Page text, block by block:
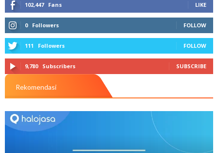
102,447 Fans LIKE
0 Followers FOLLOW
111 Followers FOLLOW
9,780 Subscribers SUBSCRIBE
Rekomendasi